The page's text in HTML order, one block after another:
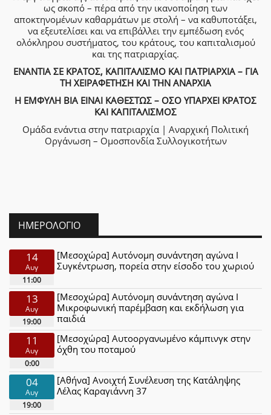
ως σκοπό – πέρα από την ικανοποίηση των
αποκτηνομένων καθαρμάτων με στολή – να καθυποτάξει,
να εξευτελίσει και να επιβάλλει την εμπέδωση ενός
ολόκληρου συστήματος, του κράτους, του καπιταλισμού
και της πατριαρχίας.
ΕΝΑΝΤΙΑ ΣΕ ΚΡΑΤΟΣ, ΚΑΠΙΤΑΛΙΣΜΟ ΚΑΙ ΠΑΤΡΙΑΡΧΙΑ – ΓΙΑ
ΤΗ ΧΕΙΡΑΦΕΤΗΣΗ ΚΑΙ ΤΗΝ ΑΝΑΡΧΙΑ
Η ΕΜΦΥΛΗ ΒΙΑ ΕΙΝΑΙ ΚΑΘΕΣΤΩΣ – ΟΣΟ ΥΠΑΡΧΕΙ ΚΡΑΤΟΣ
ΚΑΙ ΚΑΠΙΤΑΛΙΣΜΟΣ
Ομάδα ενάντια στην πατριαρχία | Αναρχική Πολιτική
Οργάνωση – Ομοσπονδία Συλλογικοτήτων
ΗΜΕΡΟΛΌΓΙΟ
14
Αυγ
11:00
[Μεσοχώρα] Αυτόνομη συνάντηση αγώνα Ι
Συγκέντρωση, πορεία στην είσοδο του χωριού
13
Αυγ
19:00
[Μεσοχώρα] Αυτόνομη συνάντηση αγώνα Ι
Μικροφωνική παρέμβαση και εκδήλωση για
παιδιά
11
Αυγ
0:00
[Μεσοχώρα] Αυτοοργανωμένο κάμπινγκ στην
όχθη του ποταμού
04
Αυγ
19:00
[Αθήνα] Ανοιχτή Συνέλευση της Κατάληψης
Λέλας Καραγιάννη 37